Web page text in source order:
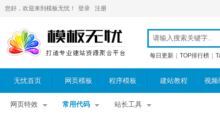
您好，欢迎来到模板无忧！ 登录 注册
每日更新 TOP排行榜
无忧首页 网页模板 程序模板 建站教程 视频
网页特效 常用代码 站长工具